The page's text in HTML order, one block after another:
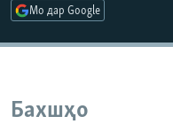
Мо дар Google
Бахшҳо